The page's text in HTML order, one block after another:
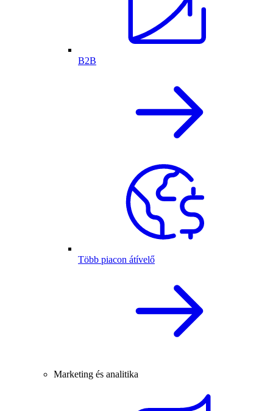
B2B
Több piacon átívelő
Marketing és analitika